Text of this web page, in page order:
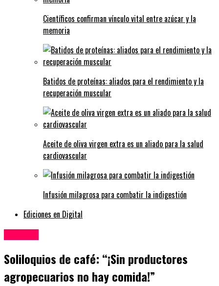
Científicos confirman vínculo vital entre azúcar y la
memoria
Batidos de proteínas: aliados para el rendimiento y la
recuperación muscular
Aceite de oliva virgen extra es un aliado para la salud
cardiovascular
Infusión milagrosa para combatir la indigestión
Ediciones en Digital
Soliloquios de café: “¡Sin productores
agropecuarios no hay comida!”